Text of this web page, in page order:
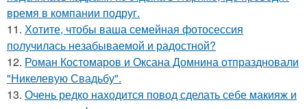
время в компании подруг.
11. Хотите, чтобы ваша семейная фотосессия
получилась незабываемой и радостной?
12. Роман Костомаров и Оксана Домнина отпраздновали
"Никелевую Свадьбу".
13. Очень редко находится повод сделать себе макияж и